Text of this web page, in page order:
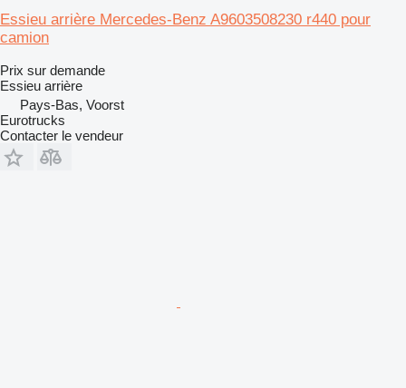
Essieu arrière Mercedes-Benz A9603508230 r440 pour
camion
Prix sur demande
Essieu arrière
Pays-Bas, Voorst
Eurotrucks
Contacter le vendeur